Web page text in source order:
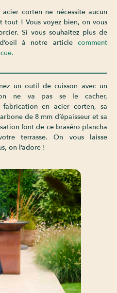
corten ne nécessite aucun
tout ! Vous voyez bien, on vous
Si vous souhaitez plus de
à notre article comment
un outil de cuisson avec un
ne va pas se le cacher,
fabrication en acier corten, sa
de 8 mm d’épaisseur et sa
font de ce braséro plancha
terrasse. On vous laisse
on l’adore !